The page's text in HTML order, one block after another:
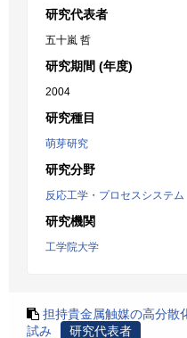
研究代表者
五十嵐 哲
研究期間 (年度)
2004
研究種目
萌芽研究
研究分野
反応工学・プロセスシステム
研究機関
工学院大学
担持貴金属触媒の高分散
試み
研究代表者